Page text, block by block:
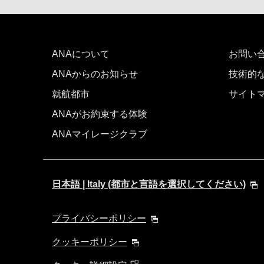
ANAについて
ANAからのお知らせ
就航都市
ANAがお約束する体験
ANAマイレージクラブ
お問い
技術的
サイト
日本語 | Italy (都市と言語を選択してください)
プライバシーポリシー
クッキーポリシー